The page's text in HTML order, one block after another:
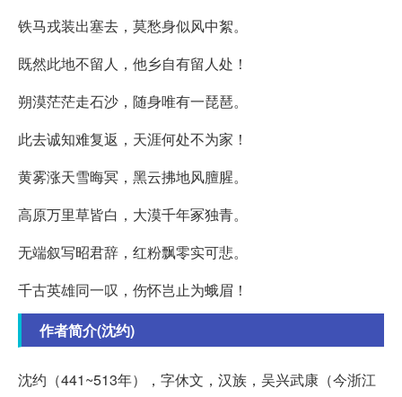
铁马戎装出塞去，莫愁身似风中絮。
既然此地不留人，他乡自有留人处！
朔漠茫茫走石沙，随身唯有一琵琶。
此去诚知难复返，天涯何处不为家！
黄雾涨天雪晦冥，黑云拂地风膻腥。
高原万里草皆白，大漠千年冢独青。
无端叙写昭君辞，红粉飘零实可悲。
千古英雄同一叹，伤怀岂止为蛾眉！
作者简介(沈约)
沈约（441~513年），字休文，汉族，吴兴武康（今浙江